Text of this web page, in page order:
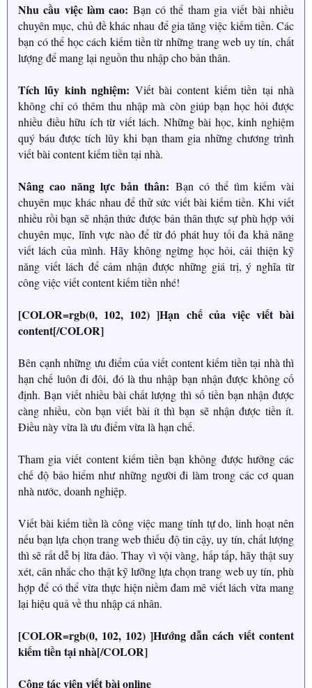
Nhu cầu việc làm cao: Bạn có thể tham gia viết bài nhiều
chuyên mục, chủ đề khác nhau để gia tăng việc kiếm tiền. Các
bạn có thể học cách kiếm tiền từ những trang web uy tín, chất
lượng để mang lại nguồn thu nhập cho bản thân.
Tích lũy kinh nghiệm: Viết bài content kiếm tiền tại nhà
không chỉ có thêm thu nhập mà còn giúp bạn học hỏi được
nhiều điều hữu ích từ viết lách. Những bài học, kinh nghiệm
quý báu được tích lũy khi bạn tham gia những chương trình
viết bài content kiếm tiền tại nhà.
Nâng cao năng lực bản thân: Bạn có thể tìm kiếm vài
chuyên mục khác nhau để thử sức viết bài kiếm tiền. Khi viết
nhiều rồi bạn sẽ nhận thức được bản thân thực sự phù hợp với
chuyên mục, lĩnh vực nào để từ đó phát huy tối đa khả năng
viết lách của mình. Hãy không ngừng học hỏi, cải thiện kỹ
năng viết lách để cảm nhận được những giá trị, ý nghĩa từ
công việc viết content kiếm tiền nhé!
[COLOR=rgb(0, 102, 102) ]Hạn chế của việc viết bài
content[/COLOR]
Bên cạnh những ưu điểm của viết content kiếm tiền tại nhà thì
hạn chế luôn đi đôi, đó là thu nhập bạn nhận được không cố
định. Bạn viết nhiều bài chất lượng thì số tiền bạn nhận được
càng nhiều, còn bạn viết bài ít thì bạn sẽ nhận được tiền ít.
Điều này vừa là ưu điểm vừa là hạn chế.
Tham gia viết content kiếm tiền bạn không được hưởng các
chế độ bảo hiểm như những người đi làm trong các cơ quan
nhà nước, doanh nghiệp.
Viết bài kiếm tiền là công việc mang tính tự do, linh hoạt nên
nếu bạn lựa chọn trang web thiếu độ tin cậy, uy tín, chất lượng
thì sẽ rất dễ bị lừa đảo. Thay vì vội vàng, hấp tấp, hãy thật suy
xét, cân nhắc cho thật kỹ lưỡng lựa chọn trang web uy tín, phù
hợp để có thể vừa thực hiện niềm đam mê viết lách vừa mang
lại hiệu quả về thu nhập cá nhân.
[COLOR=rgb(0, 102, 102) ]Hướng dẫn cách viết content
kiếm tiền tại nhà[/COLOR]
Cộng tác viên viết bài online